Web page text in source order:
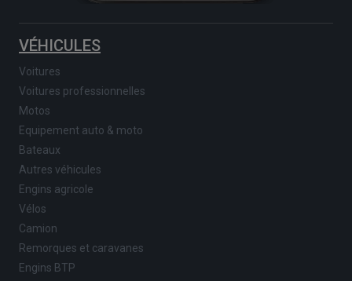
VÉHICULES
Voitures
Voitures professionnelles
Motos
Equipement auto & moto
Bateaux
Autres véhicules
Engins agricole
Vélos
Camion
Remorques et caravanes
Engins BTP